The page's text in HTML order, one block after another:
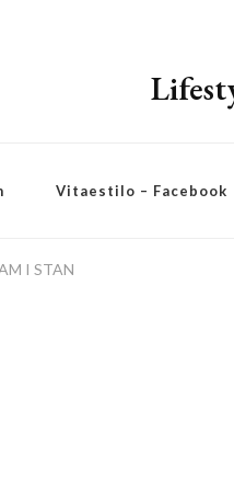
Vitaestilo – Facebook
I STAN